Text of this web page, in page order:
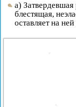
а) Затвердевшая
блестящая,
оставляет на